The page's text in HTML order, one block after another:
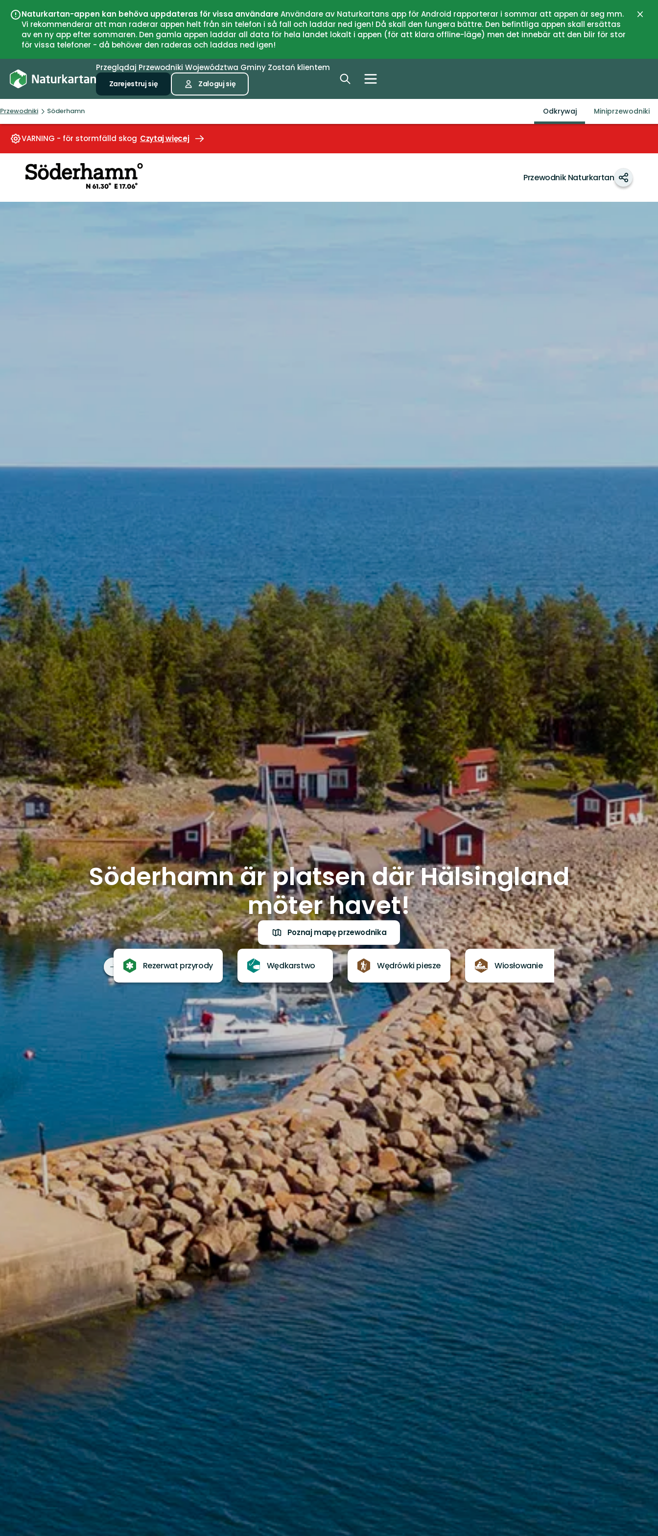
Naturkartan-appen kan behöva uppdateras för vissa användareAnvändare av Naturkartans app för Android rapporterar i sommar att appen är seg mm.
Vi rekommenderar att man raderar appen helt från sin telefon i så fall och laddar ned igen! Då skall den fungera bättre. Den befintliga appen skall ersättas
av en ny app efter sommaren. Den gamla appen laddar all data för hela landet lokalt i appen (för att klara offline-läge) men det innebär att den blir för stor
för vissa telefoner - då behöver den raderas och laddas ned igen!
Przeglądaj Przewodniki Województwa Gminy Zostań klientem
Zarejestruj się Zaloguj się
Przewodniki Söderhamn Odkrywaj Miniprzewodniki
VARNING - för stormfälld skog Czytaj więcej
Söderhamn
Przewodnik Naturkartan
Söderhamn är platsen där Hälsingland
möter havet!
Poznaj mapę przewodnika
Rezerwat przyrody Wędkarstwo Wędrówki piesze Wiosłowanie